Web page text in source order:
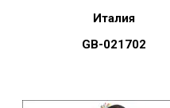
Италия
GB-021702